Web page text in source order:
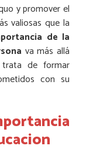
y promover el
valiosas que la
de la
va más allá
de formar
con su